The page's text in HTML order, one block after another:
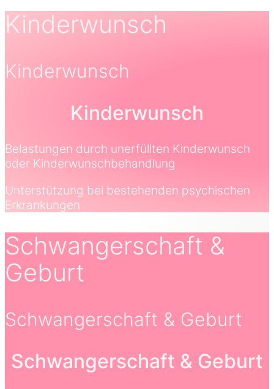
Kinderwunsch
Kinderwunsch
Kinderwunsch
Belastungen durch unerfüllten Kinderwunsch
oder Kinderwunschbehandlung
Unterstützung bei bestehenden psychischen
Erkrankungen
Schwangerschaft &
Geburt
Schwangerschaft & Geburt
Schwangerschaft & Geburt